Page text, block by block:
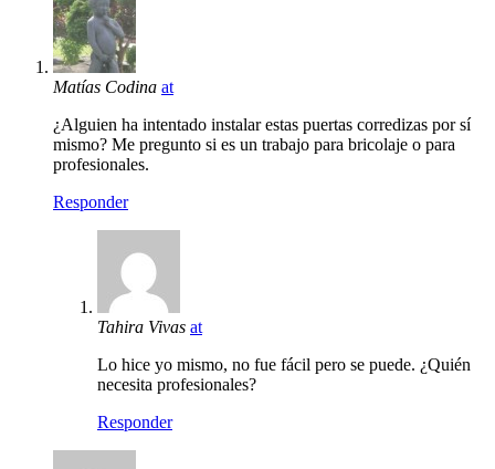
Matías Codina at
¿Alguien ha intentado instalar estas puertas corredizas por sí
mismo? Me pregunto si es un trabajo para bricolaje o para
profesionales.
Responder
Tahira Vivas at
Lo hice yo mismo, no fue fácil pero se puede. ¿Quién
necesita profesionales?
Responder